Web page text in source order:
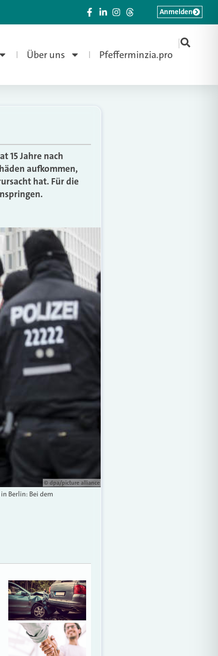
Über uns Pfefferminzia.pro
|
Anmelden
15 Jahre nach
aufkommen,
hat. Für die
© dpa/picture alliance
Berlin: Bei dem